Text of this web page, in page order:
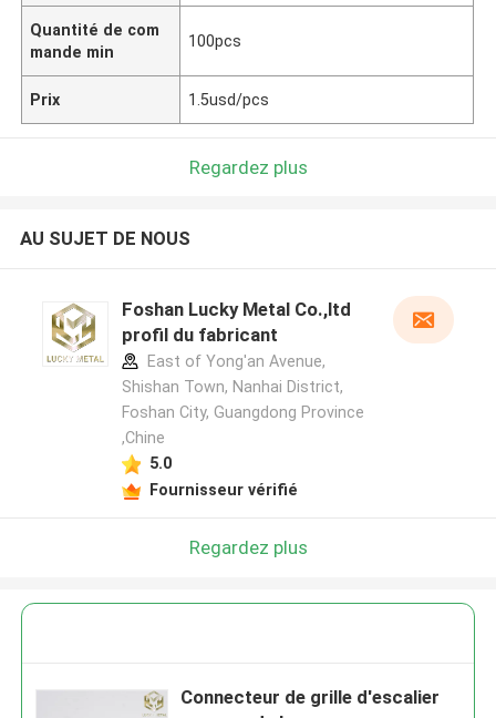
Quantité de com
mande min
100pcs
Prix 1.5usd/pcs
Regardez plus
AU SUJET DE NOUS
Foshan Lucky Metal Co.,ltd
profil du fabricant
East of Yong'an Avenue,
Shishan Town, Nanhai District,
Foshan City, Guangdong Province
,Chine
5.0
Fournisseur vérifié
Regardez plus
Connecteur de grille d'escalier